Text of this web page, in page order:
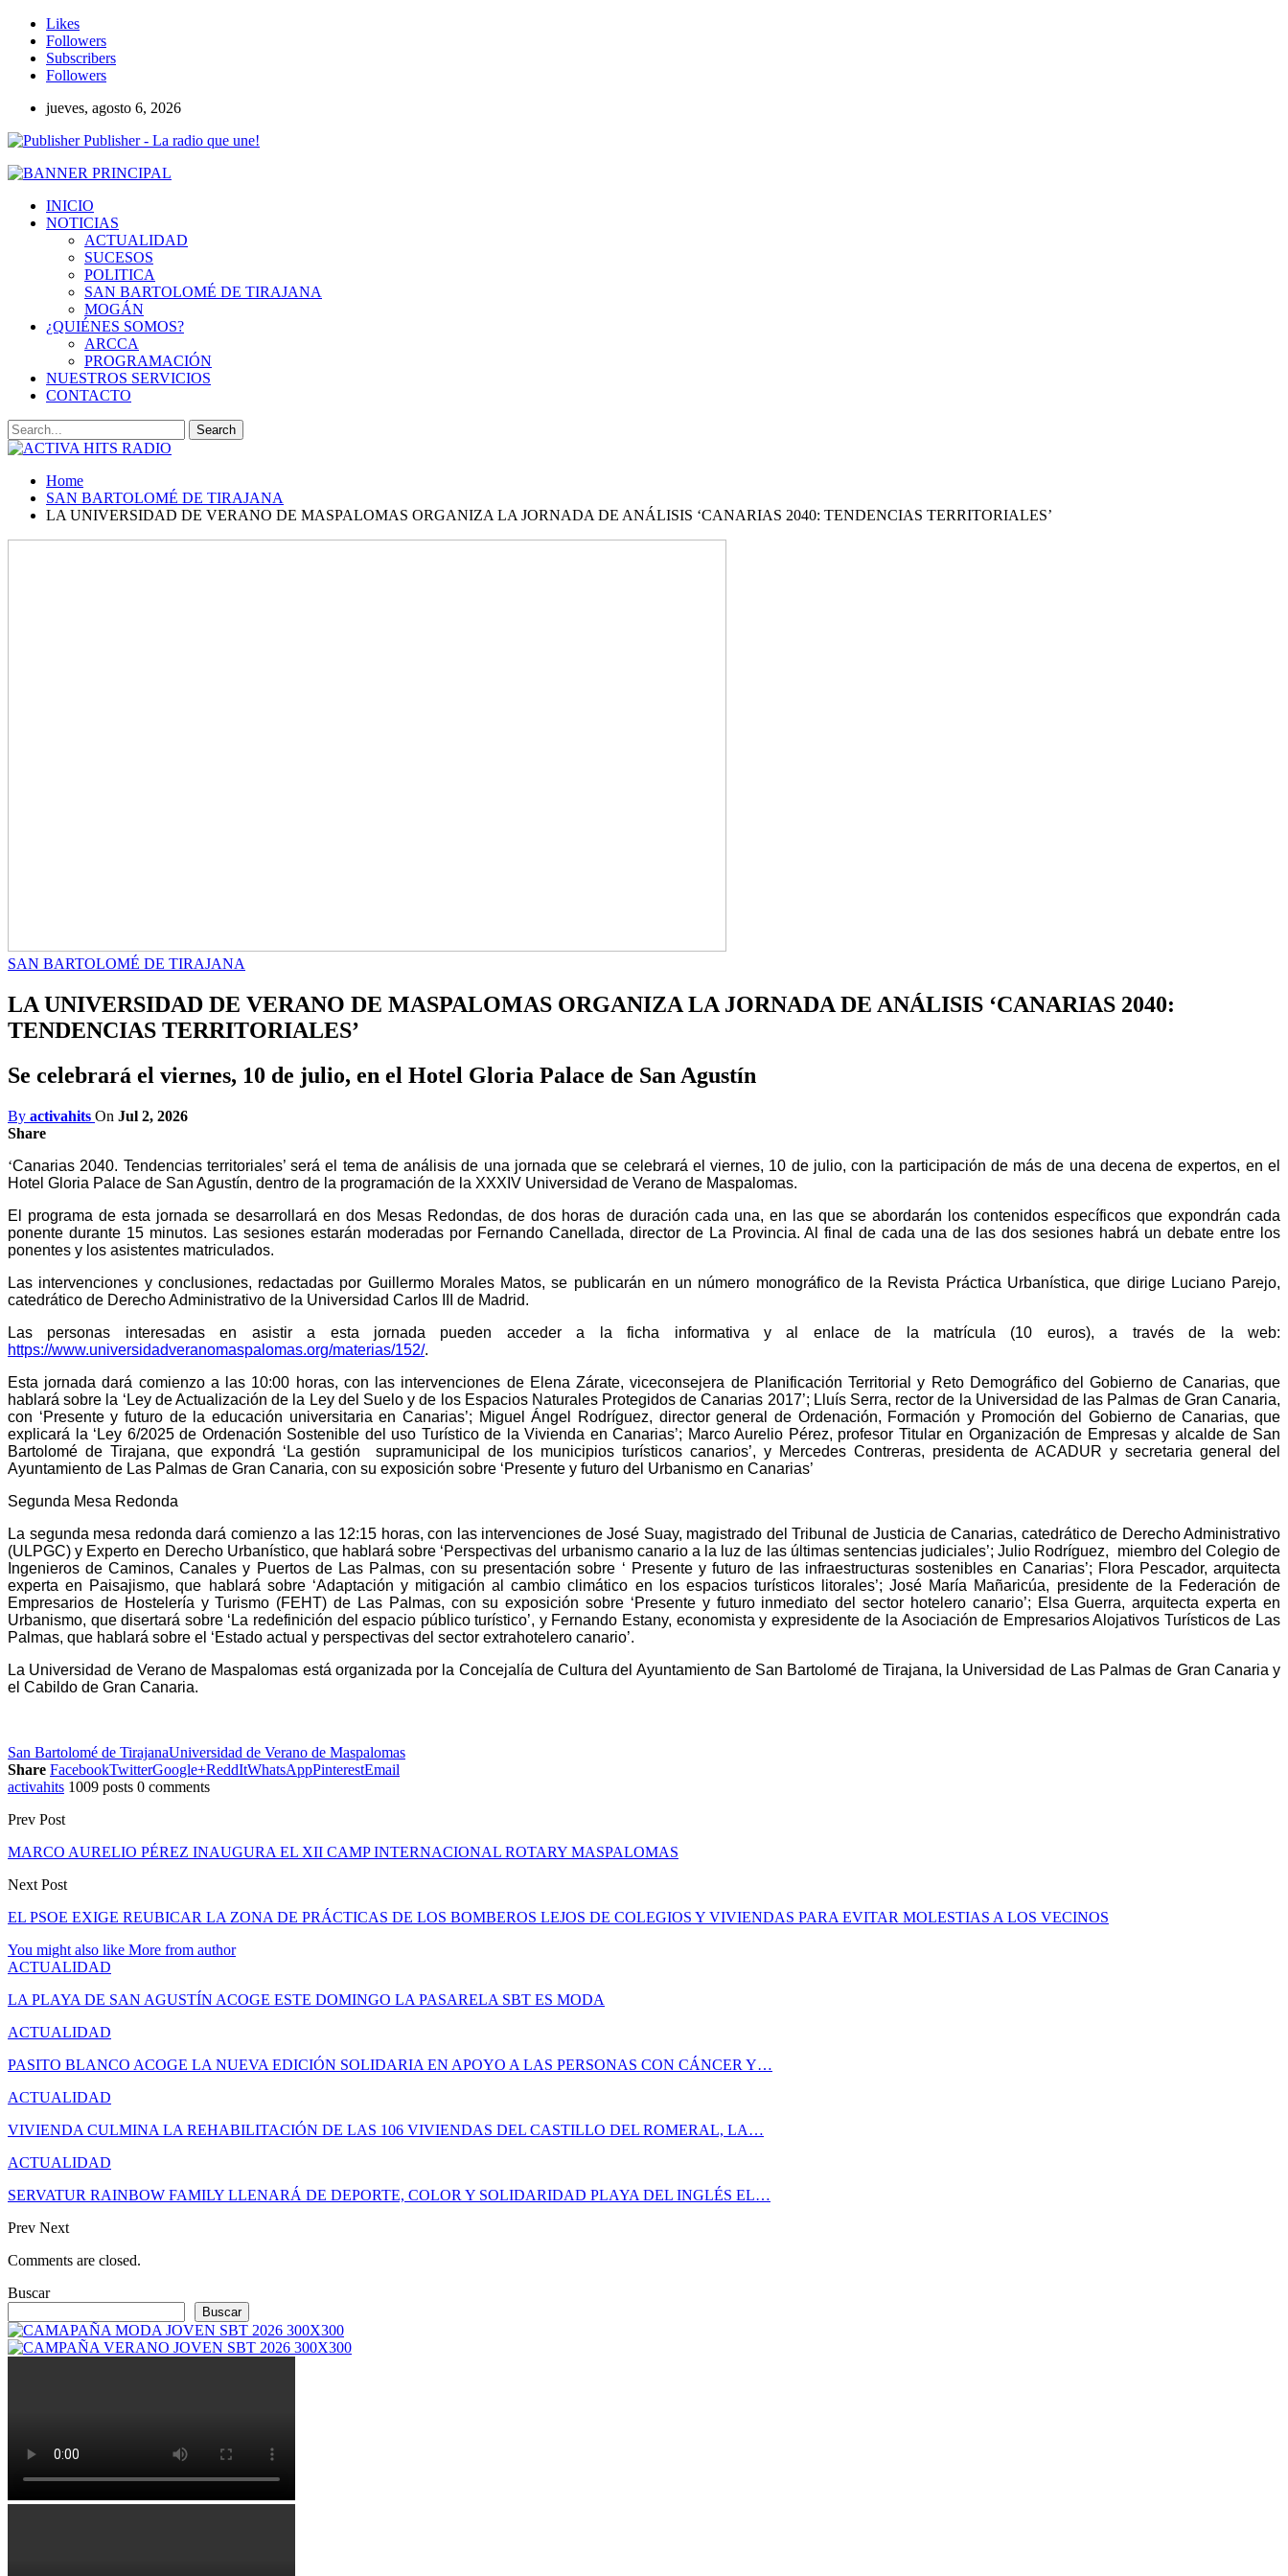
Likes
Followers
Subscribers
Followers
jueves, agosto 6, 2026
Publisher - La radio que une!
INICIO
NOTICIAS
ACTUALIDAD
SUCESOS
POLITICA
SAN BARTOLOMÉ DE TIRAJANA
MOGÁN
¿QUIÉNES SOMOS?
ARCCA
PROGRAMACIÓN
NUESTROS SERVICIOS
CONTACTO
Home
SAN BARTOLOMÉ DE TIRAJANA
LA UNIVERSIDAD DE VERANO DE MASPALOMAS ORGANIZA LA JORNADA DE ANÁLISIS ‘CANARIAS 2040: TENDENCIAS TERRITORIALES’
SAN BARTOLOMÉ DE TIRAJANA
LA UNIVERSIDAD DE VERANO DE MASPALOMAS ORGANIZA LA JORNADA DE ANÁLISIS ‘CANARIAS 2040:
TENDENCIAS TERRITORIALES’
Se celebrará el viernes, 10 de julio, en el Hotel Gloria Palace de San Agustín
By activahits On Jul 2, 2026
Share
‘Canarias 2040. Tendencias territoriales’ será el tema de análisis de una jornada que se celebrará el viernes, 10 de julio, con la participación de más de una decena de expertos, en el
Hotel Gloria Palace de San Agustín, dentro de la programación de la XXXIV Universidad de Verano de Maspalomas.
El programa de esta jornada se desarrollará en dos Mesas Redondas, de dos horas de duración cada una, en las que se abordarán los contenidos específicos que expondrán cada
ponente durante 15 minutos. Las sesiones estarán moderadas por Fernando Canellada, director de La Provincia. Al final de cada una de las dos sesiones habrá un debate entre los
ponentes y los asistentes matriculados.
Las intervenciones y conclusiones, redactadas por Guillermo Morales Matos, se publicarán en un número monográfico de la Revista Práctica Urbanística, que dirige Luciano Parejo,
catedrático de Derecho Administrativo de la Universidad Carlos III de Madrid.
Las personas interesadas en asistir a esta jornada pueden acceder a la ficha informativa y al enlace de la matrícula (10 euros), a través de la web:
https://www.universidadveranomaspalomas.org/materias/152/.
Esta jornada dará comienzo a las 10:00 horas, con las intervenciones de Elena Zárate, viceconsejera de Planificación Territorial y Reto Demográfico del Gobierno de Canarias, que
hablará sobre la ‘ Ley de Actualización de la Ley del Suelo y de los Espacios Naturales Protegidos de Canarias 2017’; Lluís Serra, rector de la Universidad de las Palmas de Gran Canaria,
con ‘Presente y futuro de la educación universitaria en Canarias’; Miguel Ángel Rodríguez, director general de Ordenación, Formación y Promoción del Gobierno de Canarias, que
explicará la ‘ Ley 6/2025 de Ordenación Sostenible del uso Turístico de la Vivienda en Canarias’; Marco Aurelio Pérez, profesor Titular en Organización de Empresas y alcalde de San
Bartolomé de Tirajana, que expondrá ‘ La gestión supramunicipal de los municipios turísticos canarios’, y Mercedes Contreras, presidenta de ACADUR y secretaria general del
Ayuntamiento de Las Palmas de Gran Canaria, con su exposición sobre ‘Presente y futuro del Urbanismo en Canarias’
Segunda Mesa Redonda
La segunda mesa redonda dará comienzo a las 12:15 horas, con las intervenciones de José Suay, magistrado del Tribunal de Justicia de Canarias, catedrático de Derecho Administrativo
(ULPGC) y Experto en Derecho Urbanístico, que hablará sobre ‘Perspectivas del urbanismo canario a la luz de las últimas sentencias judiciales’;Julio Rodríguez, miembro del Colegio de
Ingenieros de Caminos, Canales y Puertos de Las Palmas, con su presentación sobre ‘ Presente y futuro de las infraestructuras sostenibles en Canarias’; Flora Pescador, arquitecta
experta en Paisajismo, que hablará sobre ‘Adaptación y mitigación al cambio climático en los espacios turísticos litorales’;José María Mañaricúa, presidente de la Federación de
Empresarios de Hostelería y Turismo (FEHT) de Las Palmas, con su exposición sobre ‘Presente y futuro inmediato del sector hotelero canario’; Elsa Guerra, arquitecta experta en
Urbanismo, que disertará sobre ‘ La redefinición del espacio público turístico’, y Fernando Estany, economista y expresidente de la Asociación de Empresarios Alojativos Turísticos de Las
Palmas, que hablará sobre el ‘Estado actual y perspectivas del sector extrahotelero canario’.
La Universidad de Verano de Maspalomas está organizada por la Concejalía de Cultura del Ayuntamiento de San Bartolomé de Tirajana, la Universidad de Las Palmas de Gran Canaria y
el Cabildo de Gran Canaria.
San Bartolomé de TirajanaUniversidad de Verano de Maspalomas
Share FacebookTwitterGoogle+ReddItWhatsAppPinterestEmail
activahits 1009 posts 0 comments
Prev Post
MARCO AURELIO PÉREZ INAUGURA EL XII CAMP INTERNACIONAL ROTARY MASPALOMAS
Next Post
EL PSOE EXIGE REUBICAR LA ZONA DE PRÁCTICAS DE LOS BOMBEROS LEJOS DE COLEGIOS Y VIVIENDAS PARA EVITAR MOLESTIAS A LOS VECINOS
You might also like More from author
ACTUALIDAD
LA PLAYA DE SAN AGUSTÍN ACOGE ESTE DOMINGO LA PASARELA SBT ES MODA
ACTUALIDAD
PASITO BLANCO ACOGE LA NUEVA EDICIÓN SOLIDARIA EN APOYO A LAS PERSONAS CON CÁNCER Y…
ACTUALIDAD
VIVIENDA CULMINA LA REHABILITACIÓN DE LAS 106 VIVIENDAS DEL CASTILLO DEL ROMERAL, LA…
ACTUALIDAD
SERVATUR RAINBOW FAMILY LLENARÁ DE DEPORTE, COLOR Y SOLIDARIDAD PLAYA DEL INGLÉS EL…
Prev Next
Comments are closed.
Buscar
Buscar